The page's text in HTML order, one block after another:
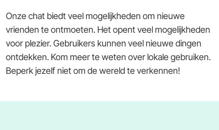
Onze chat biedt veel mogelijkheden om nieuwe
vrienden te ontmoeten. Het opent veel mogelijkheden
voor plezier. Gebruikers kunnen veel nieuwe dingen
ontdekken. Kom meer te weten over lokale gebruiken.
Beperk jezelf niet om de wereld te verkennen!